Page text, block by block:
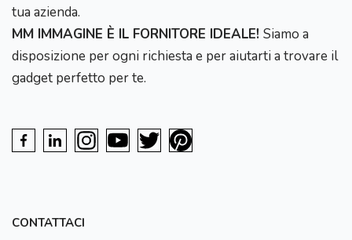
tua azienda.
MM IMMAGINE È IL FORNITORE IDEALE! Siamo a
disposizione per ogni richiesta e per aiutarti a trovare il
gadget perfetto per te.
CONTATTACI